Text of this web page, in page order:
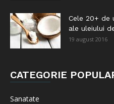
Cele 20+ de
ale uleiului
19 august 2016
CATEGORIE
Sanatate